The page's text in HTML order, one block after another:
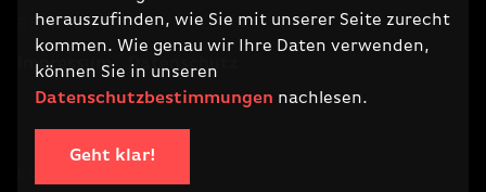
herauszufinden, wie Sie mit unserer Seite zurecht
kommen. Wie genau wir Ihre Daten verwenden,
können Sie in unseren
Datenschutzbestimmungen nachlesen.
Geht klar!
RECHTLICHES
Impressum Datenschutz